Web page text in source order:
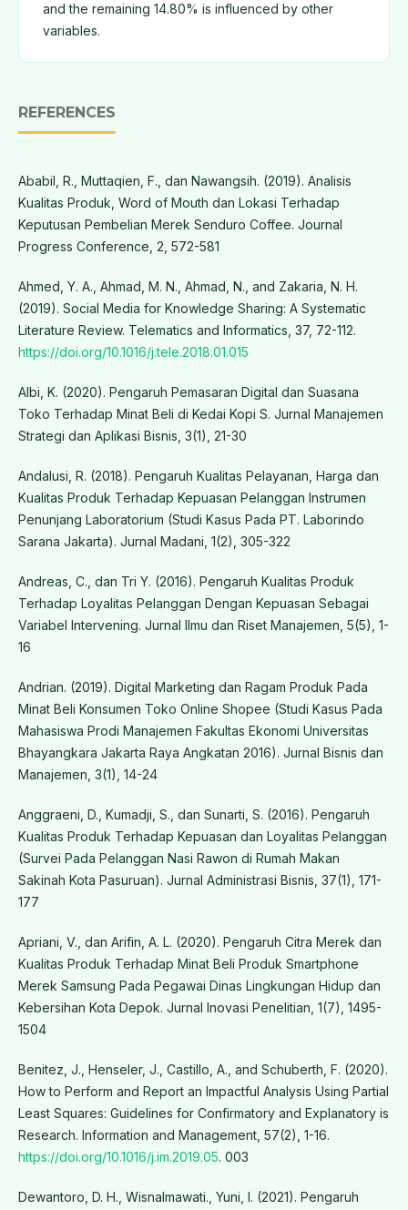
and the remaining 14.80% is influenced by other
variables.
REFERENCES
Ababil, R., Muttaqien, F., dan Nawangsih. (2019). Analisis
Kualitas Produk, Word of Mouth dan Lokasi Terhadap
Keputusan Pembelian Merek Senduro Coffee. Journal
Progress Conference, 2, 572-581
Ahmed, Y. A., Ahmad, M. N., Ahmad, N., and Zakaria, N. H.
(2019). Social Media for Knowledge Sharing: A Systematic
Literature Review. Telematics and Informatics, 37, 72-112.
https://doi.org/10.1016/j.tele.2018.01.015
Albi, K. (2020). Pengaruh Pemasaran Digital dan Suasana
Toko Terhadap Minat Beli di Kedai Kopi S. Jurnal Manajemen
Strategi dan Aplikasi Bisnis, 3(1), 21-30
Andalusi, R. (2018). Pengaruh Kualitas Pelayanan, Harga dan
Kualitas Produk Terhadap Kepuasan Pelanggan Instrumen
Penunjang Laboratorium (Studi Kasus Pada PT. Laborindo
Sarana Jakarta). Jurnal Madani, 1(2), 305-322
Andreas, C., dan Tri Y. (2016). Pengaruh Kualitas Produk
Terhadap Loyalitas Pelanggan Dengan Kepuasan Sebagai
Variabel Intervening. Jurnal Ilmu dan Riset Manajemen, 5(5), 1-
16
Andrian. (2019). Digital Marketing dan Ragam Produk Pada
Minat Beli Konsumen Toko Online Shopee (Studi Kasus Pada
Mahasiswa Prodi Manajemen Fakultas Ekonomi Universitas
Bhayangkara Jakarta Raya Angkatan 2016). Jurnal Bisnis dan
Manajemen, 3(1), 14-24
Anggraeni, D., Kumadji, S., dan Sunarti, S. (2016). Pengaruh
Kualitas Produk Terhadap Kepuasan dan Loyalitas Pelanggan
(Survei Pada Pelanggan Nasi Rawon di Rumah Makan
Sakinah Kota Pasuruan). Jurnal Administrasi Bisnis, 37(1), 171-
177
Apriani, V., dan Arifin, A. L. (2020). Pengaruh Citra Merek dan
Kualitas Produk Terhadap Minat Beli Produk Smartphone
Merek Samsung Pada Pegawai Dinas Lingkungan Hidup dan
Kebersihan Kota Depok. Jurnal Inovasi Penelitian, 1(7), 1495-
1504
Benitez, J., Henseler, J., Castillo, A., and Schuberth, F. (2020).
How to Perform and Report an Impactful Analysis Using Partial
Least Squares: Guidelines for Confirmatory and Explanatory is
Research. Information and Management, 57(2), 1-16.
https://doi.org/10.1016/j.im.2019.05. 003
Dewantoro, D. H., Wisnalmawati., Yuni, I. (2021). Pengaruh